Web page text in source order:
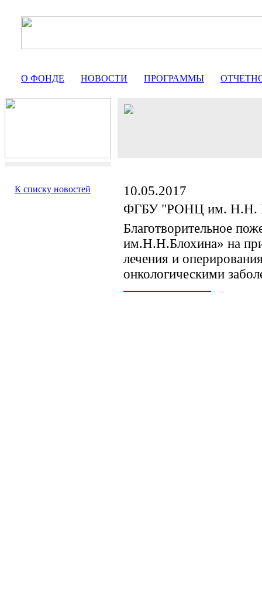
О ФОНДЕ НОВОСТИ ПРОГРАММЫ
К списку новостей
10.05.2017
ФГБУ "РОНЦ им. Н.Н.
Благотворительное
им.Н.Н.Блохина» на
лечения и
онкологическими